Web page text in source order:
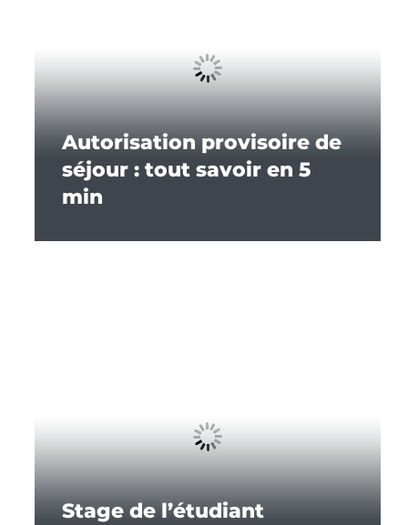
Autorisation provisoire de
séjour : tout savoir en 5
min
Stage de l’étudiant